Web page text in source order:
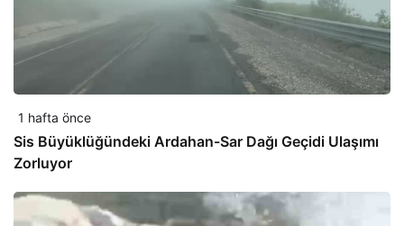
1 hafta önce
Sis Büyüklüğündeki Ardahan-Sar Dağı Geçidi Ulaşımı
Zorluyor